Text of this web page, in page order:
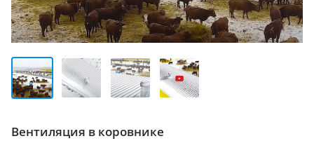
Вентиляция в коровнике